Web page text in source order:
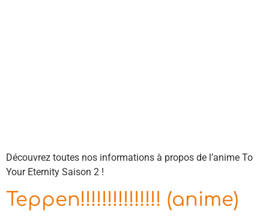
Découvrez toutes nos informations à propos de l’anime To
Your Eternity Saison 2 !
Teppen!!!!!!!!!!!!!!! (anime)